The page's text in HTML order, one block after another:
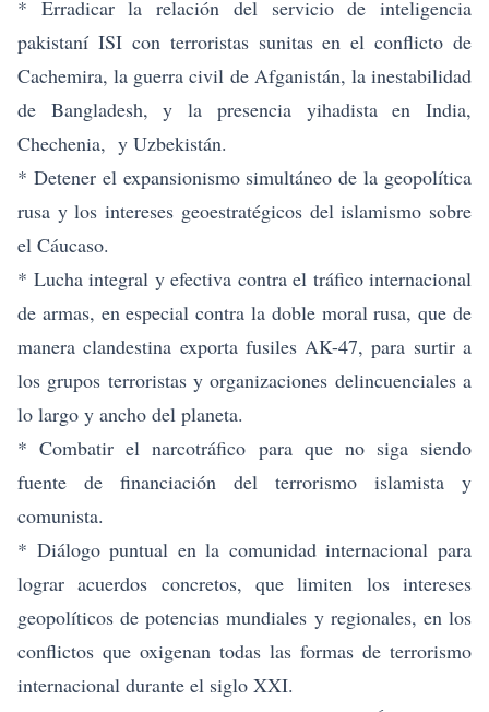
* Erradicar la relación del servicio de inteligencia
pakistaní ISI con terroristas sunitas en el conflicto de
Cachemira, la guerra civil de Afganistán, la inestabilidad
de Bangladesh, y la presencia yihadista en India,
Chechenia, y Uzbekistán.
* Detener el expansionismo simultáneo de la geopolítica
rusa y los intereses geoestratégicos del islamismo sobre
el Cáucaso.
* Lucha integral y efectiva contra el tráfico internacional
de armas, en especial contra la doble moral rusa, que de
manera clandestina exporta fusiles AK-47, para surtir a
los grupos terroristas y organizaciones delincuenciales a
lo largo y ancho del planeta.
* Combatir el narcotráfico para que no siga siendo
fuente de financiación del terrorismo islamista y
comunista.
* Diálogo puntual en la comunidad internacional para
lograr acuerdos concretos, que limiten los intereses
geopolíticos de potencias mundiales y regionales, en los
conflictos que oxigenan todas las formas de terrorismo
internacional durante el siglo XXI.